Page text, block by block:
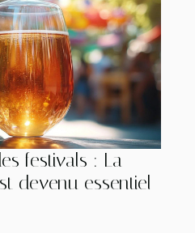
festivals : La
devenu essentiel